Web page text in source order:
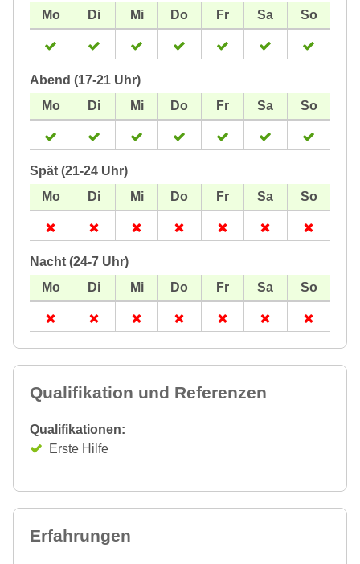
Abend (17-21 Uhr)
Spät (21-24 Uhr)
Nacht (24-7 Uhr)
Qualifikation und Referenzen
Qualifikationen:
Erste Hilfe
Erfahrungen